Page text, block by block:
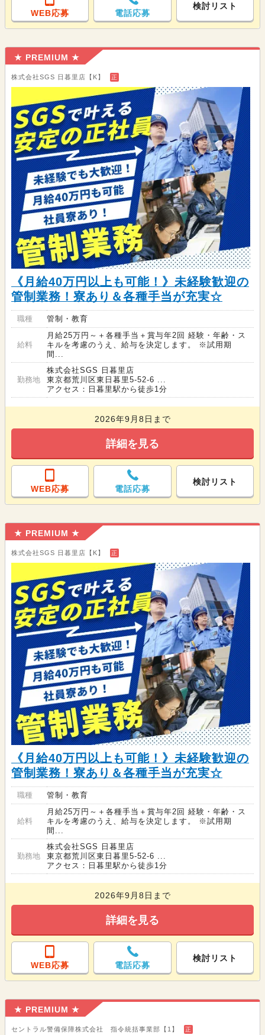
WEB応募 電話応募
検討リスト
★ PREMIUM ★
株式会社SGS 日暮里店【K】 正
《月給40万円以上も可能！》未経験歓迎の
管制業務！寮あり＆各種手当が充実☆
職種 管制・教育
給料
月給25万円～＋各種手当＋賞与年2回 経験・年齢・ス
キルを考慮のうえ、給与を決定します。 ※試用期
間...
勤務地
株式会社SGS 日暮里店
東京都荒川区東日暮里5-52-6 ...
アクセス：日暮里駅から徒歩1分
2026年9月8日まで
詳細を見る
WEB応募 電話応募
検討リスト
★ PREMIUM ★
株式会社SGS 日暮里店【K】 正
《月給40万円以上も可能！》未経験歓迎の
管制業務！寮あり＆各種手当が充実☆
職種 管制・教育
給料
月給25万円～＋各種手当＋賞与年2回 経験・年齢・ス
キルを考慮のうえ、給与を決定します。 ※試用期
間...
勤務地
株式会社SGS 日暮里店
東京都荒川区東日暮里5-52-6 ...
アクセス：日暮里駅から徒歩1分
2026年9月8日まで
詳細を見る
WEB応募 電話応募
検討リスト
★ PREMIUM ★
セントラル警備保障株式会社 指令統括事業部【1】 正